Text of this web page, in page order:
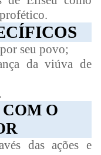
seu povo;
da viúva de
O
das ações e